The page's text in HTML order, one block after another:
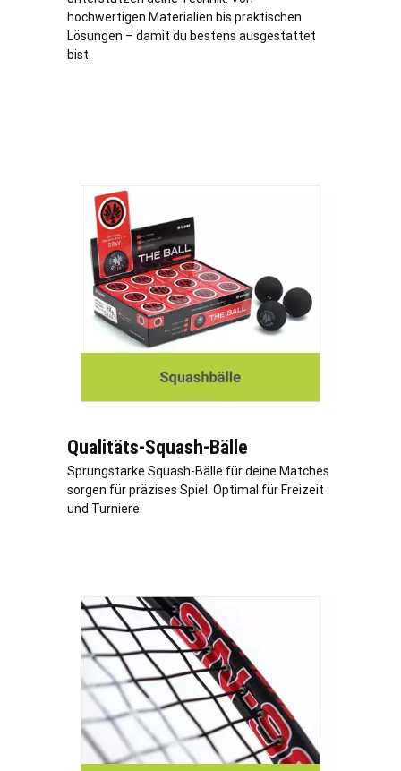
hochwertigen Materialien bis praktischen
Lösungen – damit du bestens ausgestattet
bist.
Qualitäts-Squash-Bälle
Sprungstarke Squash-Bälle für deine Matches
sorgen für präzises Spiel. Optimal für Freizeit
und Turniere.